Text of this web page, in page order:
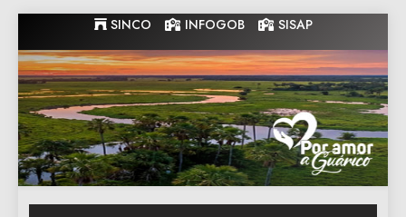
to
content
SINCO INFOGOB SISAP
Gobernacion
de Guarico
Gobernacion de Guarico